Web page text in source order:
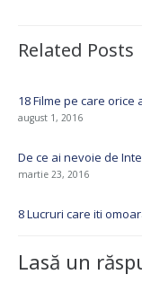
Related Posts
18 Filme pe care
august 1, 2016
De ce ai nevoie de
martie 23, 2016
8 Lucruri care iti
Lasă un